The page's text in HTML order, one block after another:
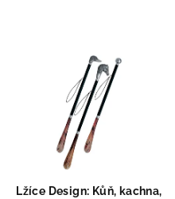
Lžíce Design: Kůň, kachna,